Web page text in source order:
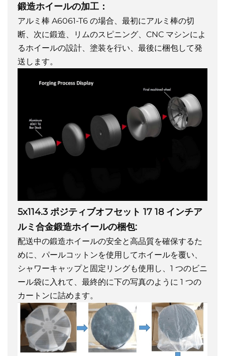
鍛造ホイールの加工：
アルミ棒 A6061-T6 の場合、最初にアルミ棒の切
断、次に鍛造、リムのスピニング、CNC マシンによ
るホイールの設計、塗装を行い、最後に梱包して発
送します。
5x114.3 ポジティブオフセット 17 18 インチア
ルミ合金鍛造ホイールの梱包:
配送中の鍛造ホイールの安全と高品質を確保するた
めに、パールコットンを使用してホイールを覆い、
シャワーキャップと固定リングも使用し、1 つのビニ
ール袋に入れて、最終的に下の写真のように 1 つの
カートンに詰めます。